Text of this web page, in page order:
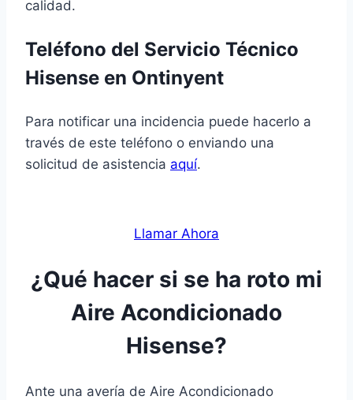
calidad.
Teléfono del Servicio Técnico
Hisense en Ontinyent
Para notificar una incidencia puede hacerlo a
través de este teléfono o enviando una
solicitud de asistencia aquí.
Llamar Ahora
¿Qué hacer si se ha roto mi
Aire Acondicionado
Hisense?
Ante una avería de Aire Acondicionado